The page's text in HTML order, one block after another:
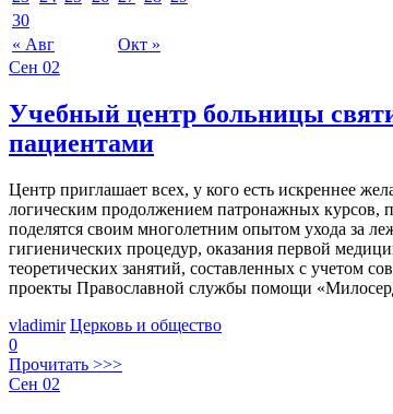
« Авг Окт »
30
Сен 02
Учебный центр больницы
пациентами
Центр приглашает всех, у кого есть искреннее
логическим продолжением патронажных курсов,
поделятся своим многолетним опытом ухода за
гигиенических процедур, оказания первой
теоретических занятий, составленных с учетом
проекты Православной службы помощи
vladimir Церковь и общество
0
Прочитать >>>
Сен 02